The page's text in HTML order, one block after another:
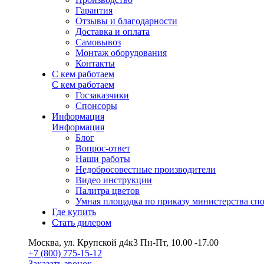
Гарантия
Отзывы и благодарности
Доставка и оплата
Самовывоз
Монтаж оборудования
Контакты
С кем работаем
С кем работаем
Госзаказчики
Спонсоры
Информация
Информация
Блог
Вопрос-ответ
Наши работы
Недобросовестные производители
Видео инструкции
Палитра цветов
Умная площадка по приказу министерства
Где купить
Стать дилером
Москва, ул. Крупской д4к3 Пн-Пт, 10.00 -17.00
+7 (800) 775-15-12